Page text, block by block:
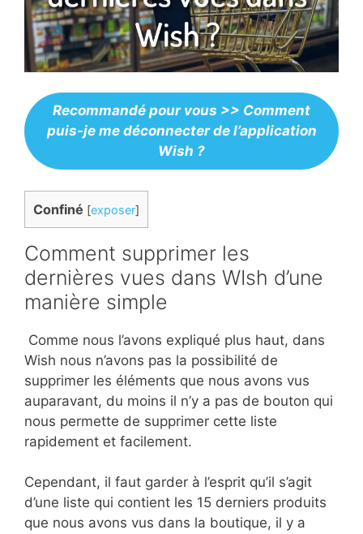
Recommandé pour vous >> Comment
puis-je me déconnecter de l’application
Wish ?
Confiné [exposer]
Comment supprimer les
dernières vues dans WIsh d’une
manière simple
Comme nous l’avons expliqué plus haut, dans
Wish nous n’avons pas la possibilité de
supprimer les éléments que nous avons vus
auparavant, du moins il n’y a pas de bouton qui
nous permette de supprimer cette liste
rapidement et facilement.
Cependant, il faut garder à l’esprit qu’il s’agit
d’une liste qui contient les 15 derniers produits
que nous avons vus dans la boutique, il y a